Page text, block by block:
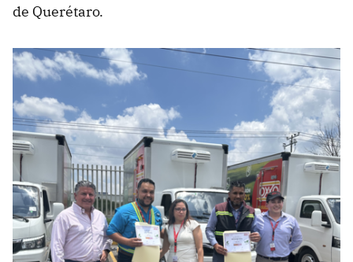
de Querétaro.